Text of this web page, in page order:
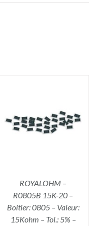
ROYALOHM –
R0805B 15K-20 –
Boitier: 0805 – Valeur:
15Kohm – Tol.: 5% –